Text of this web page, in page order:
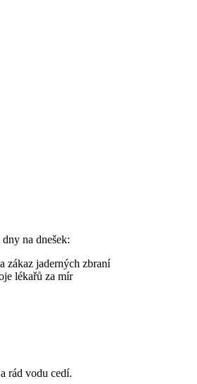
na dnešek:
zákaz jaderných zbraní
lékařů za mír
rád vodu cedí.